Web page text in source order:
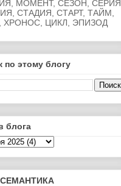
МОМЕНТ, СЕЗОН, СЕРИЯ,
СТАДИЯ, СТАРТ, ТАЙМ,
ХРОНОС, ЦИКЛ, ЭПИЗОД
по этому блогу
блога